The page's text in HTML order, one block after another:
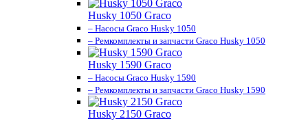
Husky 1050 Graco
– Насосы Graco Husky 1050
– Ремкомплекты и запчасти Graco Husky 1050
Husky 1590 Graco
– Насосы Graco Husky 1590
– Ремкомплекты и запчасти Graco Husky 1590
Husky 2150 Graco